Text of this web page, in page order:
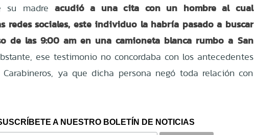
su madre acudió a una cita con un hombre al cual
redes sociales, este individuo la habría pasado a buscar
de las 9:00 am en una camioneta blanca rumbo a San
ese testimonio no concordaba con los antecedentes
ya que dicha persona negó toda relación con
A NUESTRO BOLETÍN DE NOTICIAS